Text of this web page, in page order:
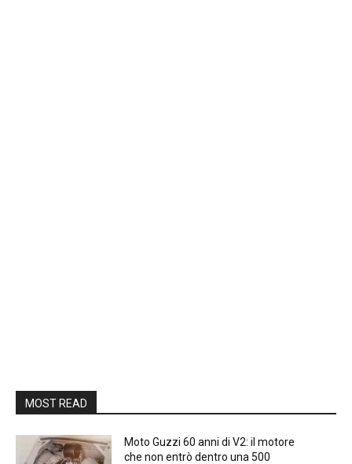
MOST READ
Moto Guzzi 60 anni di V2: il motore
che non entrò dentro una 500